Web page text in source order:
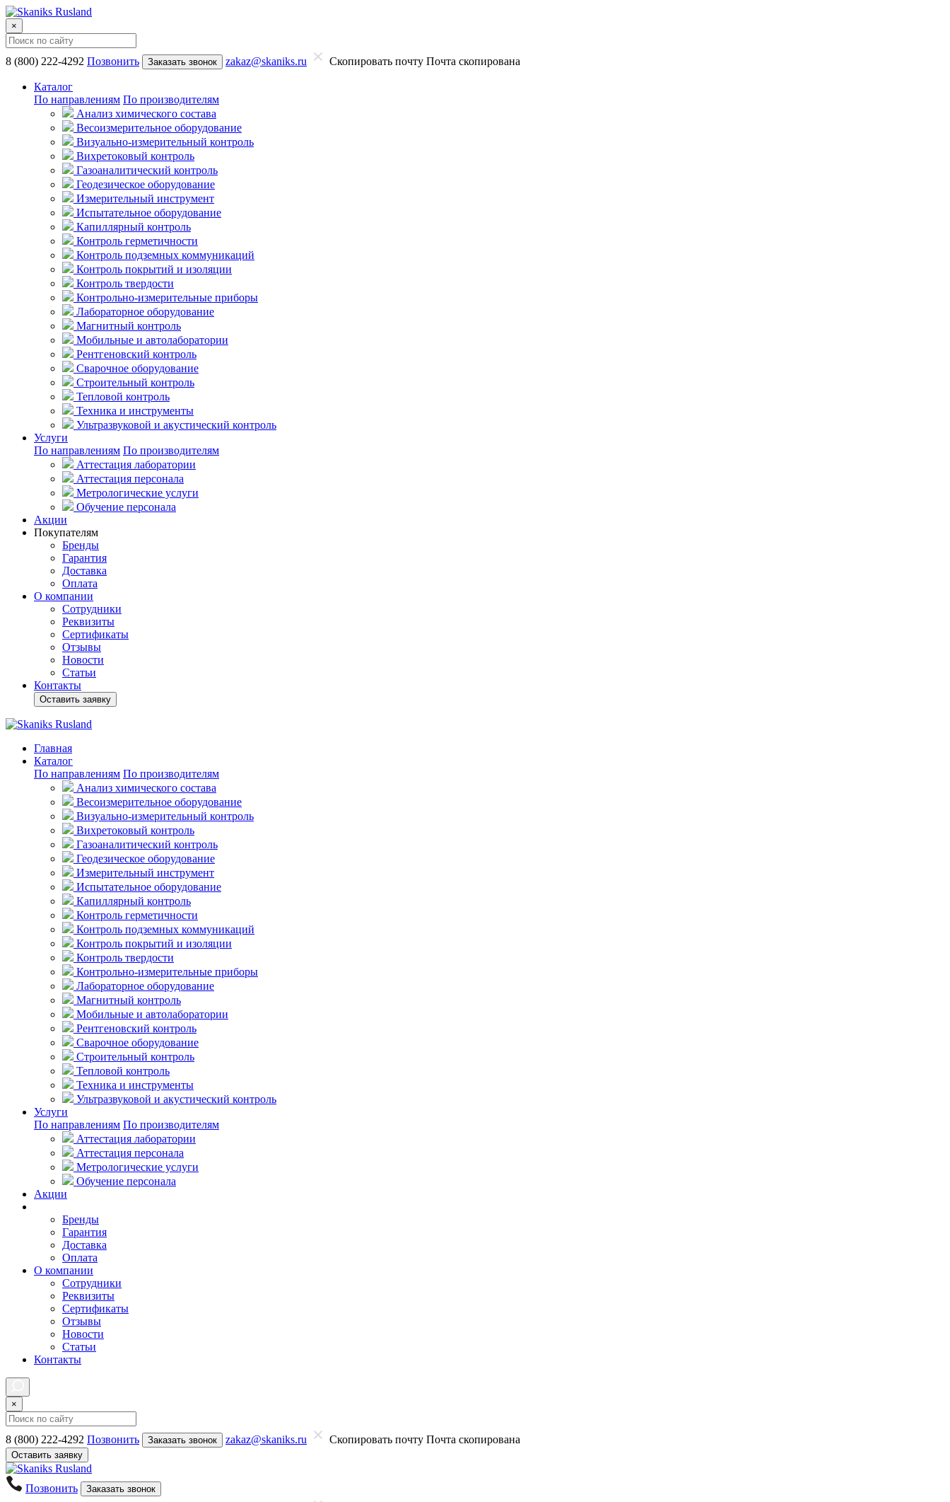
×
8 (800) 222-4292 Позвонить Заказать звонок zakaz@skaniks.ru Скопировать почту Почта скопирована
Каталог
По направлениям По производителям
Анализ химического состава
Весоизмерительное оборудование
Визуально-измерительный контроль
Вихретоковый контроль
Газоаналитический контроль
Геодезическое оборудование
Измерительный инструмент
Испытательное оборудование
Капиллярный контроль
Контроль герметичности
Контроль подземных коммуникаций
Контроль покрытий и изоляции
Контроль твердости
Контрольно-измерительные приборы
Лабораторное оборудование
Магнитный контроль
Мобильные и автолаборатории
Рентгеновский контроль
Сварочное оборудование
Строительный контроль
Тепловой контроль
Техника и инструменты
Ультразвуковой и акустический контроль
Услуги
По направлениям По производителям
Аттестация лаборатории
Аттестация персонала
Метрологические услуги
Обучение персонала
Акции
Покупателям
Бренды
Гарантия
Доставка
Оплата
О компании
Сотрудники
Реквизиты
Сертификаты
Отзывы
Новости
Статьи
Контакты
Оставить заявку
Главная
Каталог
По направлениям По производителям
Анализ химического состава
Весоизмерительное оборудование
Визуально-измерительный контроль
Вихретоковый контроль
Газоаналитический контроль
Геодезическое оборудование
Измерительный инструмент
Испытательное оборудование
Капиллярный контроль
Контроль герметичности
Контроль подземных коммуникаций
Контроль покрытий и изоляции
Контроль твердости
Контрольно-измерительные приборы
Лабораторное оборудование
Магнитный контроль
Мобильные и автолаборатории
Рентгеновский контроль
Сварочное оборудование
Строительный контроль
Тепловой контроль
Техника и инструменты
Ультразвуковой и акустический контроль
Услуги
По направлениям По производителям
Аттестация лаборатории
Аттестация персонала
Метрологические услуги
Обучение персонала
Акции
Бренды
Гарантия
Доставка
Оплата
О компании
Сотрудники
Реквизиты
Сертификаты
Отзывы
Новости
Статьи
Контакты
×
8 (800) 222-4292 Позвонить Заказать звонок zakaz@skaniks.ru Скопировать почту Почта скопирована
Оставить заявку
Позвонить Заказать звонок